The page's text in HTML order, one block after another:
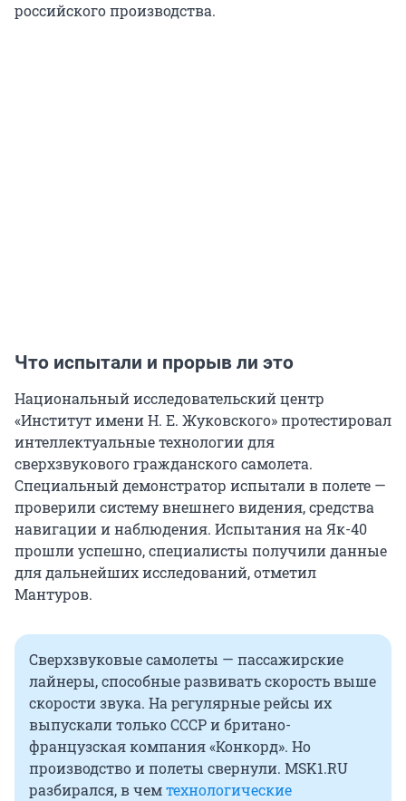
российского производства.
Что испытали и прорыв ли это
Национальный исследовательский центр
«Институт имени Н. Е. Жуковского» протестировал
интеллектуальные технологии для
сверхзвукового гражданского самолета.
Специальный демонстратор испытали в полете —
проверили систему внешнего видения, средства
навигации и наблюдения. Испытания на Як-40
прошли успешно, специалисты получили данные
для дальнейших исследований, отметил
Мантуров.
Сверхзвуковые самолеты — пассажирские
лайнеры, способные развивать скорость выше
скорости звука. На регулярные рейсы их
выпускали только СССР и британо-
французская компания «Конкорд». Но
производство и полеты свернули. MSK1.RU
разбирался, в чемтехнологические